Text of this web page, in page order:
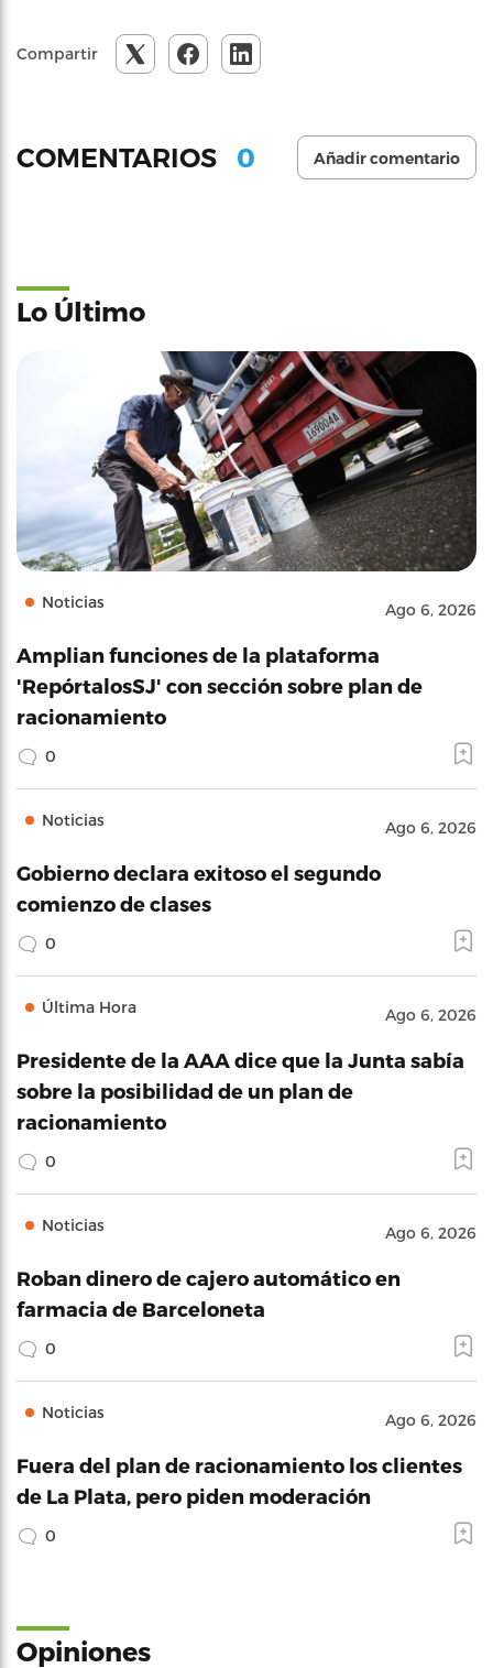
Compartir
COMENTARIOS 0 Añadir comentario
Lo Último
Noticias Ago 6, 2026
Amplian funciones de la plataforma
'RepórtalosSJ' con sección sobre plan de
racionamiento
0
Noticias Ago 6, 2026
Gobierno declara exitoso el segundo
comienzo de clases
0
Última Hora Ago 6, 2026
Presidente de la AAA dice que la Junta sabía
sobre la posibilidad de un plan de
racionamiento
0
Noticias Ago 6, 2026
Roban dinero de cajero automático en
farmacia de Barceloneta
0
Noticias Ago 6, 2026
Fuera del plan de racionamiento los clientes
de La Plata, pero piden moderación
0
Opiniones